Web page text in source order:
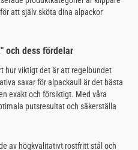
att själv sköta dina alpackor
och dess fördelar
hur viktigt det är att regelbundet
saxar för alpackaull är det bästa
exakt och försiktigt. Med våra
putsresultat och säkerställa
av högkvalitativt rostfritt stål och